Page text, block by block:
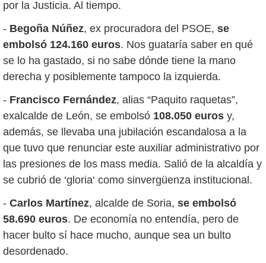
por la Justicia. Al tiempo.
- Begoña Núñez, ex procuradora del PSOE, se
embolsó 124.160 euros. Nos guataría saber en qué
se lo ha gastado, si no sabe dónde tiene la mano
derecha y posiblemente tampoco la izquierda.
- Francisco Fernández, alias “Paquito raquetas”,
exalcalde de León, se embolsó 108.050 euros y,
además, se llevaba una jubilación escandalosa a la
que tuvo que renunciar este auxiliar administrativo por
las presiones de los mass media. Salió de la alcaldía y
se cubrió de ‘gloria‘ como sinvergüenza institucional.
- Carlos Martínez, alcalde de Soria, se embolsó
58.690 euros. De economía no entendía, pero de
hacer bulto sí hace mucho, aunque sea un bulto
desordenado.